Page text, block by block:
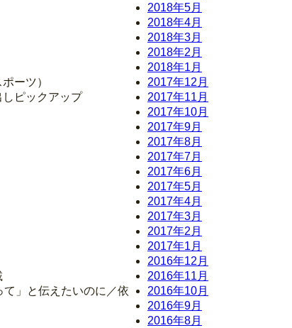
ーツ）
ピックアップ
」と伝えたいのに／依
2018年5月
2018年4月
2018年3月
2018年2月
2018年1月
2017年12月
2017年11月
2017年10月
2017年9月
2017年8月
2017年7月
2017年6月
2017年5月
2017年4月
2017年3月
2017年2月
2017年1月
2016年12月
2016年11月
2016年10月
2016年9月
2016年8月